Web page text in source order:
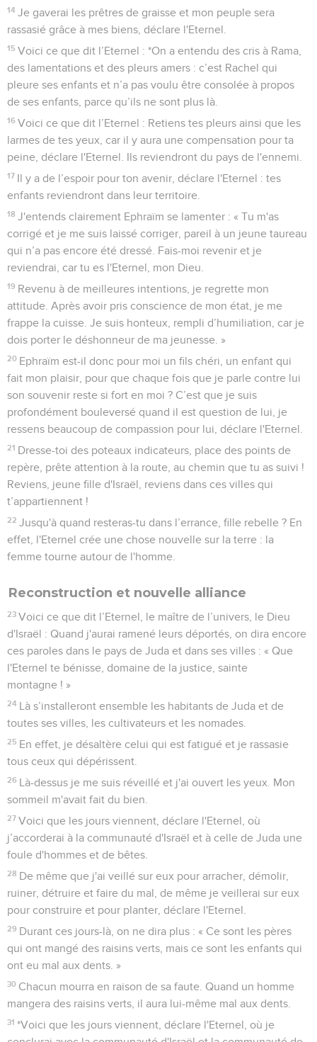
14 Je gaverai les prêtres de graisse et mon peuple sera
rassasié grâce à mes biens, déclare l'Eternel.
15 Voici ce que dit l’Eternel : *On a entendu des cris à Rama,
des lamentations et des pleurs amers : c’est Rachel qui
pleure ses enfants et n’a pas voulu être consolée à propos
de ses enfants, parce qu’ils ne sont plus là.
16 Voici ce que dit l’Eternel : Retiens tes pleurs ainsi que les
larmes de tes yeux, car il y aura une compensation pour ta
peine, déclare l'Eternel. Ils reviendront du pays de l'ennemi.
17 Il y a de l’espoir pour ton avenir, déclare l'Eternel : tes
enfants reviendront dans leur territoire.
18 J'entends clairement Ephraïm se lamenter : « Tu m'as
corrigé et je me suis laissé corriger, pareil à un jeune taureau
qui n’a pas encore été dressé. Fais-moi revenir et je
reviendrai, car tu es l'Eternel, mon Dieu.
19 Revenu à de meilleures intentions, je regrette mon
attitude. Après avoir pris conscience de mon état, je me
frappe la cuisse. Je suis honteux, rempli d’humiliation, car je
dois porter le déshonneur de ma jeunesse. »
20 Ephraïm est-il donc pour moi un fils chéri, un enfant qui
fait mon plaisir, pour que chaque fois que je parle contre lui
son souvenir reste si fort en moi ? C’est que je suis
profondément bouleversé quand il est question de lui, je
ressens beaucoup de compassion pour lui, déclare l'Eternel.
21 Dresse-toi des poteaux indicateurs, place des points de
repère, prête attention à la route, au chemin que tu as suivi !
Reviens, jeune fille d'Israël, reviens dans ces villes qui
t’appartiennent !
22 Jusqu'à quand resteras-tu dans l’errance, fille rebelle ? En
effet, l'Eternel crée une chose nouvelle sur la terre : la
femme tourne autour de l'homme.
Reconstruction et nouvelle alliance
23 Voici ce que dit l’Eternel, le maître de l’univers, le Dieu
d'Israël : Quand j'aurai ramené leurs déportés, on dira encore
ces paroles dans le pays de Juda et dans ses villes : « Que
l'Eternel te bénisse, domaine de la justice, sainte
montagne ! »
24 Là s’installeront ensemble les habitants de Juda et de
toutes ses villes, les cultivateurs et les nomades.
25 En effet, je désaltère celui qui est fatigué et je rassasie
tous ceux qui dépérissent.
26 Là-dessus je me suis réveillé et j'ai ouvert les yeux. Mon
sommeil m'avait fait du bien.
27 Voici que les jours viennent, déclare l'Eternel, où
j’accorderai à la communauté d'Israël et à celle de Juda une
foule d'hommes et de bêtes.
28 De même que j'ai veillé sur eux pour arracher, démolir,
ruiner, détruire et faire du mal, de même je veillerai sur eux
pour construire et pour planter, déclare l'Eternel.
29 Durant ces jours-là, on ne dira plus : « Ce sont les pères
qui ont mangé des raisins verts, mais ce sont les enfants qui
ont eu mal aux dents. »
30 Chacun mourra en raison de sa faute. Quand un homme
mangera des raisins verts, il aura lui-même mal aux dents.
31 *Voici que les jours viennent, déclare l'Eternel, où je